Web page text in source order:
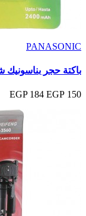
PANASONIC
باكتة حجر بناسونيك شحن 2400
150 EGP
184 EGP